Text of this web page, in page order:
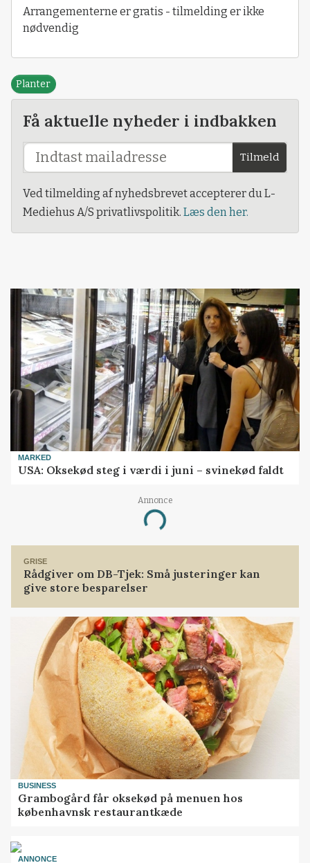
Arrangementerne er gratis - tilmelding er ikke
nødvendig
Planter
Få aktuelle nyheder i indbakken
Tilmeld
Ved tilmelding af nyhedsbrevet accepterer du L-
Mediehus A/S privatlivspolitik. Læs den her.
MARKED
USA: Oksekød steg i værdi i juni – svinekød faldt
Annonce
Loading...
GRISE
Rådgiver om DB-Tjek: Små justeringer kan
give store besparelser
BUSINESS
Grambogård får oksekød på menuen hos
københavnsk restaurantkæde
ANNONCE